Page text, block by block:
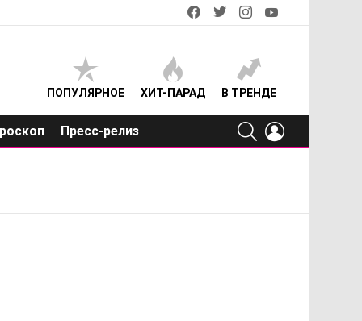
facebooktwitterinstagram
ПОПУЛЯРНОЕ ХИТ-ПАРАД В ТРЕНДЕ
Пресс-релиз
SEARCH